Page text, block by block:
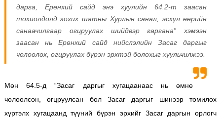
дарга, Ерөнхий сайд энэ хуулийн 64.2-т заасан
тохиолдолд зохих шатны Хурлын санал, эсхүл өөрийн
санаачилгаар огцруулах шийдвэр гаргана” хэмээн
заасан нь Ерөнхий сайд нийслэлийн Засаг даргыг
чөлөөлөх, огцруулах бүрэн эрхтэй болохыг хуульчилжээ.
Мөн 64.5-д “Засаг даргыг хугацаанаас нь өмнө
чөлөөлсөн, огцруулсан бол Засаг даргыг шинээр томилох
хүртэлх хугацаанд түүний бүрэн эрхийг Засаг даргын орлогч